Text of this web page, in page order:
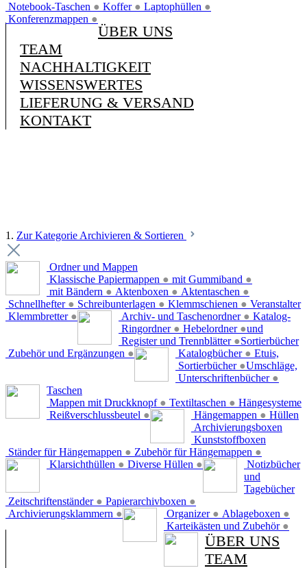
Notebook-Taschen ● Koffer ● Laptophüllen ●
Konferenzmappen ●
ÜBER UNS
TEAM
NACHHALTIGKEIT
WISSENSWERTES
LIEFERUNG & VERSAND
KONTAKT
1. Zur Kategorie Archivieren & Sortieren
Ordner und Mappen
Klassische Papiermappen ● mit Gummiband ●
mit Bändern ● Aktenboxen ● Aktentaschen ●
Schnellhefter ● Schreibunterlagen ● Klemmschienen ●
Klemmbretter ●
Veranstalter
Archiv- und Taschenordner ●
Ringordner ● Hebelordner ●
Register und Trennblätter ●
Zubehör und Ergänzungen ●
Katalog-
und
Sortierbücher
Katalogbücher ●
Sortierbücher ●
Unterschriftenbücher ●
Etuis,
Umschläge,
Taschen
Mappen mit Druckknopf ● Textiltaschen ●
Reißverschlussbeutel ●
Hängesysteme
Hängemappen ●
Ständer für Hängemappen ● Zubehör für Hängemappen ●
Hüllen
Klarsichthüllen ● Diverse Hüllen ●
Archivierungsboxen
Zeitschriftenständer ● Papierarchivboxen ●
Archivierungsklammern ●
Kunststoffboxen
Organizer ● Ablageboxen ●
Karteikästen und Zubehör ●
Notizbücher
und
Tagebücher
ÜBER UNS
TEAM